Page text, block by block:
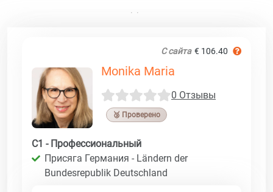
С сайта € 106.40
Monika Maria
0 Отзывы
🥉 Проверено
C1 - Профессиональный
Присяга Германия - Ländern der
Bundesrepublik Deutschland